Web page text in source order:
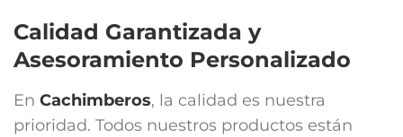
Calidad Garantizada y
Asesoramiento Personalizado
En Cachimberos, la calidad es nuestra
prioridad. Todos nuestros productos están